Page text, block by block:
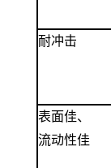
耐冲击
表面佳、
流动性佳